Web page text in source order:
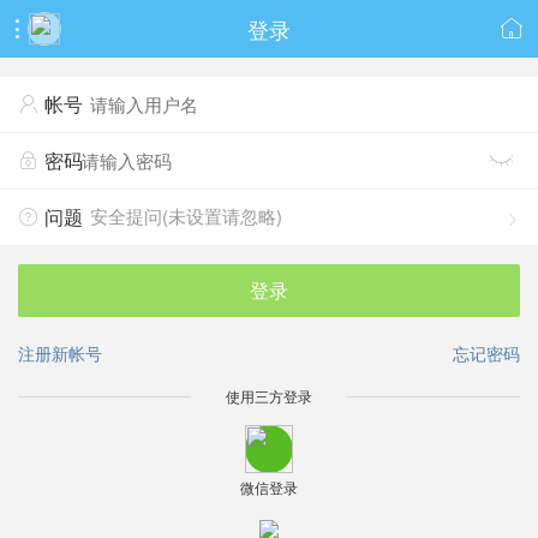
 登录 
 帐号
 密码 
 问题 
安全提问(未设置请忽略)
登录
忘记密码
注册新帐号
使用三方登录
微信登录